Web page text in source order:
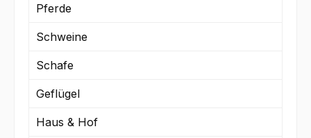
Pferde
Schweine
Schafe
Geflügel
Haus & Hof